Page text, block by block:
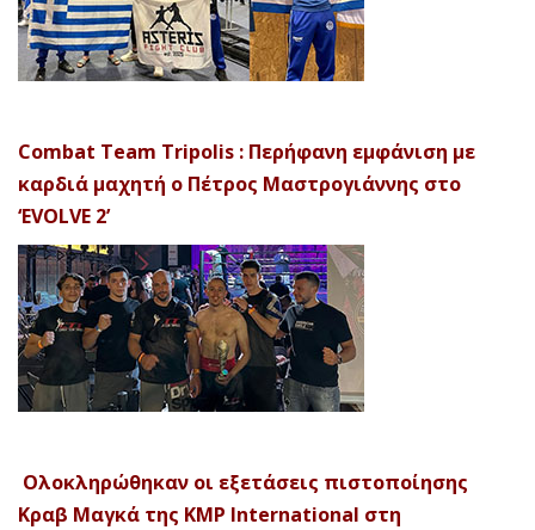
Combat Team Tripolis : Περήφανη εμφάνιση με
καρδιά μαχητή ο Πέτρος Μαστρογιάννης στο
‘EVOLVE 2’
Ολοκληρώθηκαν οι εξετάσεις πιστοποίησης
Κραβ Μαγκά της KMP International στη